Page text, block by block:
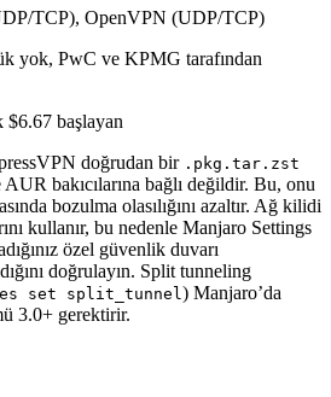
TCP), OpenVPN (UDP/TCP)
yok, PwC ve KPMG tarafından
$6.67 başlayan
doğrudan bir .pkg.tar.zst
AUR bakıcılarına bağlı değildir. Bu, onu
bozulma olasılığını azaltır. Ağ kilidi
kullanır, bu nedenle Manjaro Settings
özel güvenlik duvarı
doğrulayın. Split tunneling
set split_tunnel ) Manjaro’da
3.0+ gerektirir.